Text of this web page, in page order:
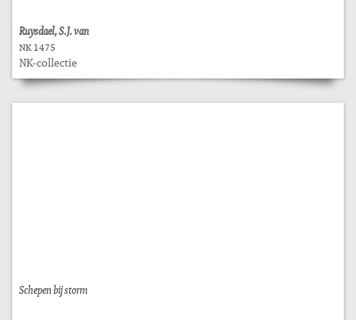
Ruysdael, S.J. van
NK 1475
NK-collectie
Schepen bij storm